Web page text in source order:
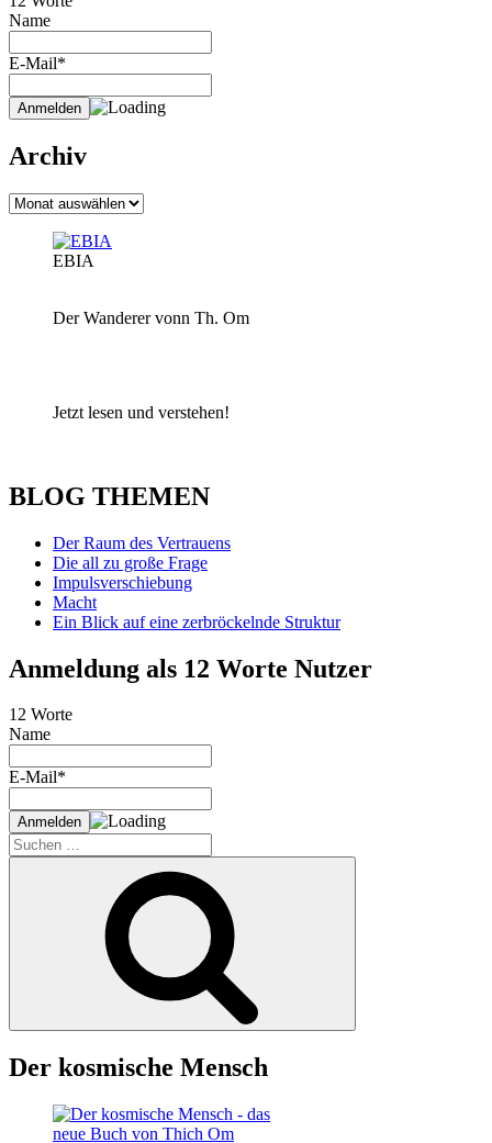
Name
E-Mail*
Archiv
Archiv
EBIA
Der Wanderer vonn Th. Om
Jetzt lesen und verstehen!
BLOG THEMEN
Der Raum des Vertrauens
Die all zu große Frage
Impulsverschiebung
Macht
Ein Blick auf eine zerbröckelnde Struktur
Anmeldung als 12 Worte Nutzer
12 Worte
Name
E-Mail*
Suche
nach:
Der kosmische Mensch